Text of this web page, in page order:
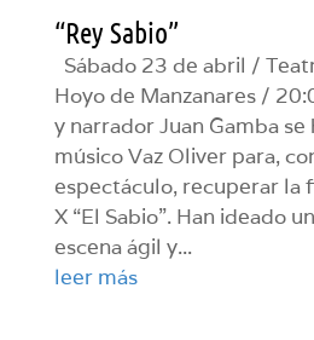
“Rey Sabio”
Sábado 23 de abril /
Hoyo de Manzanares /
y narrador Juan Gamba se
músico Vaz Oliver para,
espectáculo, recuperar la
X “El Sabio”. Han ideado
escena ágil y...
leer más